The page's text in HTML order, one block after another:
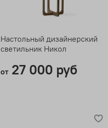
Настольный дизайнерский
светильник Никол
от27 000 руб